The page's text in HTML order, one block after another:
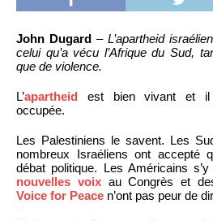
John Dugard –L’apartheid
celui qu’a vécu l’Afrique du Sud,
que de violence.
L’apartheid est bien vivant et il
occupée.
Les Palestiniens le savent. Les
nombreux Israéliens ont accepté
débat politique. Les Américains
nouvelles voixau Congrès et
Voice for Peace n’ont pas peur de